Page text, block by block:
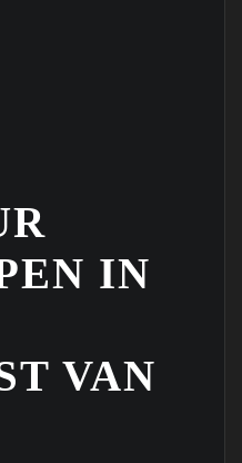
IN
VAN